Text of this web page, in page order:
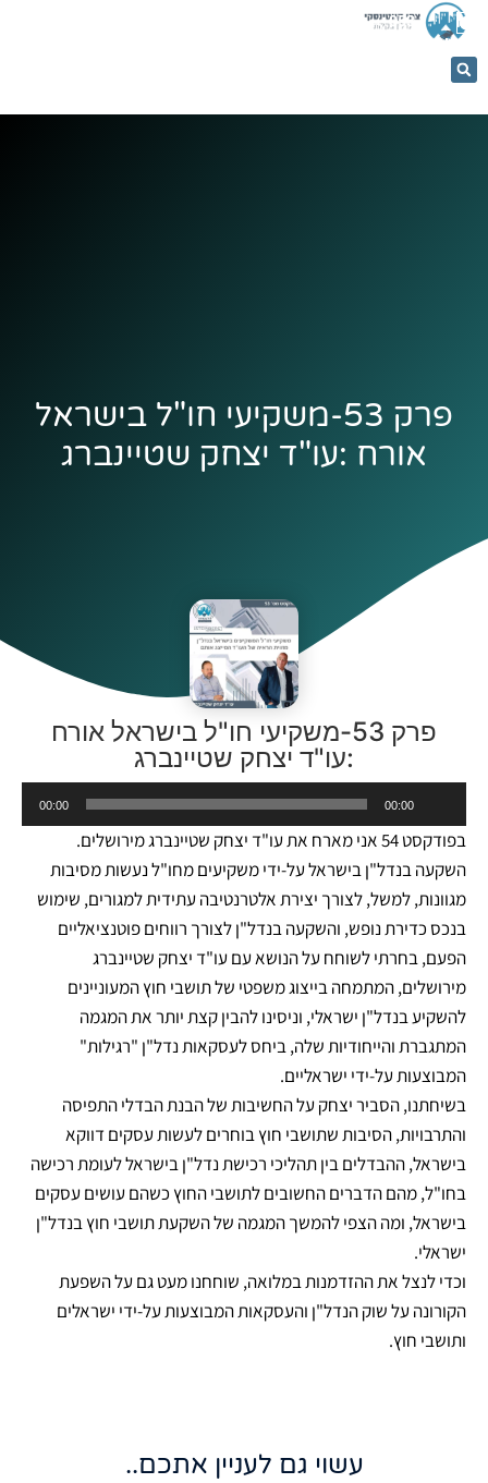
053-
5366884
פרק 53-משקיעי חו"ל בישראל
אורח :עו"ד יצחק שטיינברג
פרק 53-משקיעי חו"ל בישראל אורח
:עו"ד יצחק שטיינברג
אודיו
00:00
00:00
בפודקסט 54 אני מארח את עו"ד יצחק שטיינברג מירושלים.
השקעה בנדל"ן בישראל על-ידי משקיעים מחו"ל נעשות מסיבות
מגוונות, למשל, לצורך יצירת אלטרנטיבה עתידית למגורים, שימוש
בנכס כדירת נופש, והשקעה בנדל"ן לצורך רווחים פוטנציאליים
הפעם, בחרתי לשוחח על הנושא עם עו"ד יצחק שטיינברג
מירושלים, המתמחה בייצוג משפטי של תושבי חוץ המעוניינים
להשקיע בנדל"ן ישראלי, וניסינו להבין קצת יותר את המגמה
המתגברת והייחודיות שלה, ביחס לעסקאות נדל"ן "רגילות"
המבוצעות על-ידי ישראליים.
בשיחתנו, הסביר יצחק על החשיבות של הבנת הבדלי התפיסה
והתרבויות, הסיבות שתושבי חוץ בוחרים לעשות עסקים דווקא
בישראל, ההבדלים בין תהליכי רכישת נדל"ן בישראל לעומת רכישה
בחו"ל, מהם הדברים החשובים לתושבי החוץ כשהם עושים עסקים
בישראל, ומה הצפי להמשך המגמה של השקעת תושבי חוץ בנדל"ן
ישראלי.
וכדי לנצל את ההזדמנות במלואה, שוחחנו מעט גם על השפעת
הקורונה על שוק הנדל"ן והעסקאות המבוצעות על-ידי ישראלים
ותושבי חוץ.
עשוי גם לעניין אתכם..